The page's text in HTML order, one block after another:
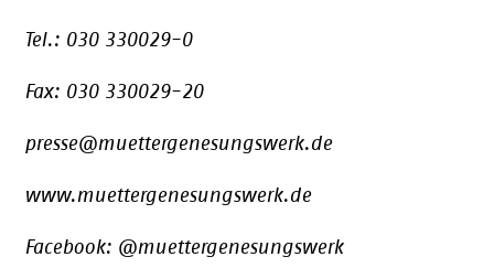
Tel.: 030 330029-0
Fax: 030 330029-20
presse@muettergenesungswerk.de
www.muettergenesungswerk.de
Facebook: @muettergenesungswerk